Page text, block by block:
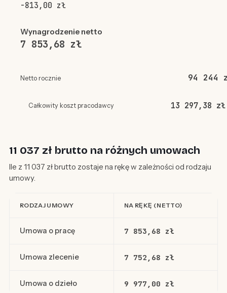
-813,00 zł
Wynagrodzenie netto
7 853,68 zł
Netto rocznie 94 244
Całkowity koszt pracodawcy 13 297,38 zł
11 037 zł brutto na różnych umowach
Ile z 11 037 zł brutto zostaje na rękę w zależności od rodzaju
umowy.
RODZAJ UMOWY NA RĘKĘ (NETTO)
Umowa o pracę 7 853,68 zł
Umowa zlecenie 7 752,68 zł
Umowa o dzieło 9 977,00 zł